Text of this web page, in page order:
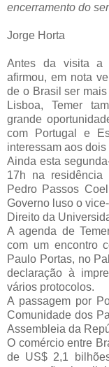
encerramento do
Jorge Horta
Antes da visita a
afirmou, em nota
de o Brasil ser
Lisboa, Temer
grande
com Portugal e
interessam aos
Ainda esta
17h na residência
Pedro Passos
Governo luso o
Direito da
A agenda de
com um encontro
Paulo Portas, no
declaração à
vários protocolos.
A passagem por
Comunidade dos
Assembleia da
O comércio entre
de US$ 2,1